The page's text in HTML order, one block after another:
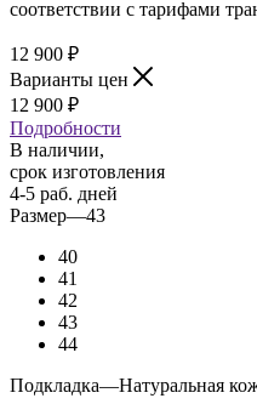
соответствии с тарифами
12 900 ₽
Варианты цен
12 900 ₽
Подробности
В наличии,
срок изготовления
4-5 раб. дней
Размер—43
40
41
42
43
44
Подкладка—Натуральная